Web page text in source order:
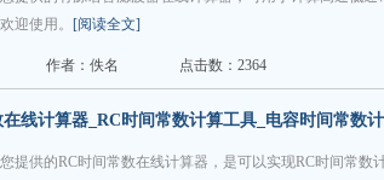
迎使用。 [阅读全文]
作者：佚名 点击数：2364
线计算器_RC时间常数计算工具_电容时间常数
提供的RC时间常数在线计算器，是可以实现RC时间常数